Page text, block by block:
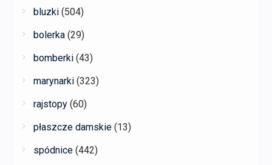
bluzki (504)
bolerka (29)
bomberki (43)
marynarki (323)
rajstopy (60)
płaszcze damskie (13)
spódnice (442)